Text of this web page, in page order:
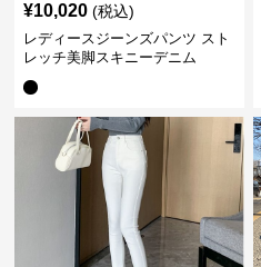
¥10,020 (税込)
レディースジーンズパンツ スト
レッチ美脚スキニーデニム